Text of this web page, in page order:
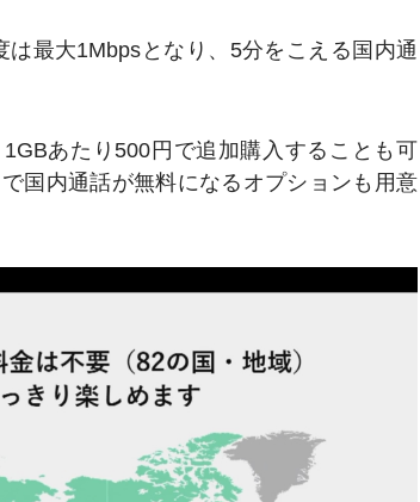
最大1Mbpsとなり、5分をこえる国内通
あたり500円で追加購入することも可
国内通話が無料になるオプションも用意